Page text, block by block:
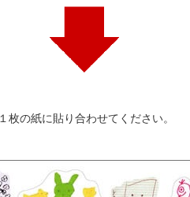
１枚の紙に貼り合わせてください。